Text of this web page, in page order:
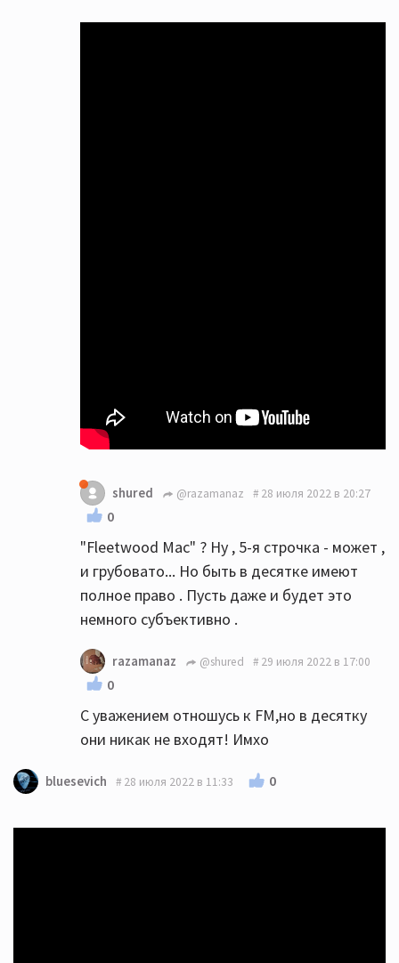
shured @razamanaz 28 июля 2022 в 20:27
0
"Fleetwood Mac" ? Ну , 5-я строчка - может ,
и грубовато... Но быть в десятке имеют
полное право . Пусть даже и будет это
немного субъективно .
razamanaz @shured 29 июля 2022 в 17:00
0
С уважением отношусь к FM,но в десятку
они никак не входят! Имхо
bluesevich 28 июля 2022 в 11:33 0